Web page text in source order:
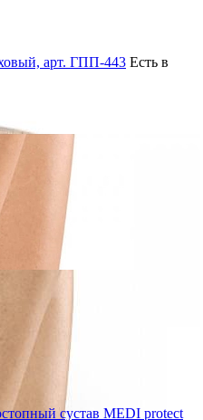
арт. ГПП-443 Есть в
сустав MEDI protect